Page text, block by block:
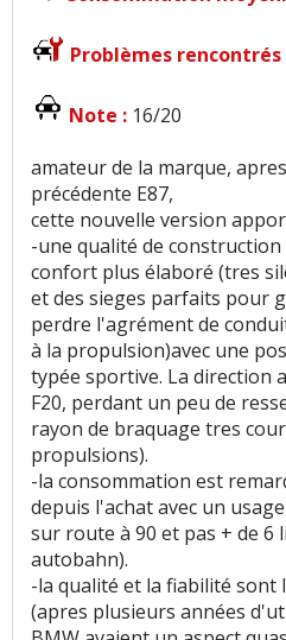
Problèmes rencontrés
Note : 16/20
amateur de la marque,
précédente E87,
cette nouvelle version
-une qualité de
confort plus élaboré (tres
et des sieges parfaits pour
perdre l'agrément de
à la propulsion)avec une
typée sportive. La direction
F20, perdant un peu de
rayon de braquage tres
propulsions).
-la consommation est
depuis l'achat avec un
sur route à 90 et pas + de 6
autobahn).
-la qualité et la fiabilité sont
(apres plusieurs années